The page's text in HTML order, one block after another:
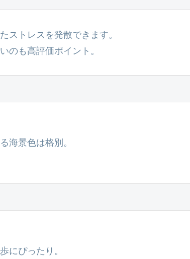
ストレスを発散できます。
のも高評価ポイント。
海景色は格別。
にぴったり。